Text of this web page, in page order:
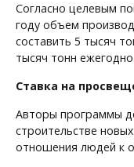
Согласно целевым
году объем
составить 5 тысяч
тысяч тонн ежегодно.
Ставка на
Авторы программы
строительстве
отношения людей к